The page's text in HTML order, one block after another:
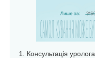
Консультація уролога